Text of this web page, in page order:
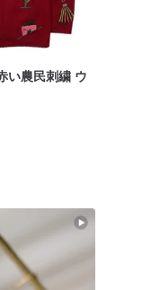
い農民刺繍 ウ